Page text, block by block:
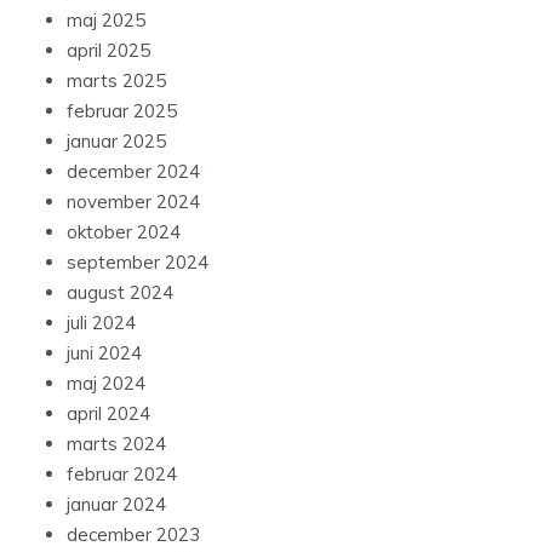
maj 2025
april 2025
marts 2025
februar 2025
januar 2025
december 2024
november 2024
oktober 2024
september 2024
august 2024
juli 2024
juni 2024
maj 2024
april 2024
marts 2024
februar 2024
januar 2024
december 2023